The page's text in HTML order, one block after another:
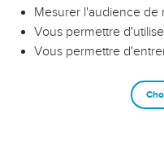
entrepreneurs, et
et les clés pour avancer avec
vous guidiez un ministère,
vous.
Mesurer l'audience de
Vous permettre
Vous permettre